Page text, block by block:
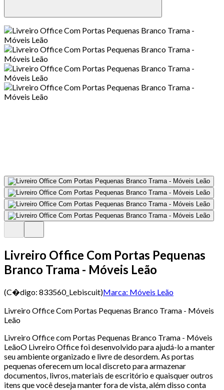
Livreiro Office Com Portas Pequenas
Branco Trama - Móveis Leão
(C�digo: 833560_Lebiscuit)Marca: Móveis Leão
Livreiro Office Com Portas Pequenas Branco Trama - Móveis
Leão
Livreiro Office com Portas Pequenas Branco Trama - Móveis
LeãoO Livreiro Office foi desenvolvido para ajudá-lo a manter
seu ambiente organizado e livre de desordem. As portas
pequenas oferecem um local discreto para armazenar
documentos, livros, materiais de escritório e quaisquer outros
itens que você deseja manter fora de vista, além disso conta